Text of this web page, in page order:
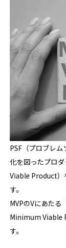
PSF（プロブレ
化を図ったプロ
Viable Product）
す。
MVPのVにあたる
Minimum Viable
す。